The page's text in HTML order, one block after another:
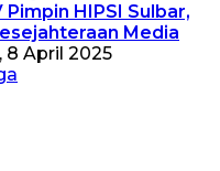
HIPSI Sulbar,
Media
8 April 2025